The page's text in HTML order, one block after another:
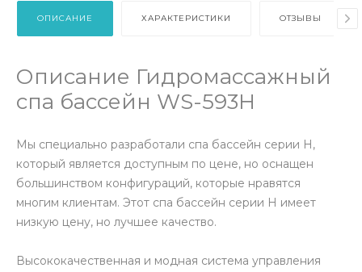
ОПИСАНИЕ ХАРАКТЕРИСТИКИ ОТЗЫВЫ
Описание Гидромассажный
спа бассейн WS-593H
Мы специально разработали спа бассейн серии H,
который является доступным по цене, но оснащен
большинством конфигураций, которые нравятся
многим клиентам. Этот спа бассейн серии H имеет
низкую цену, но лучшее качество.
Высококачественная и модная система управления